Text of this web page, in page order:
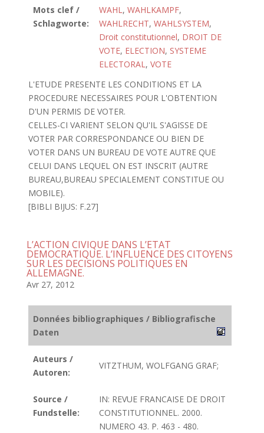
Mots clef /
Schlagworte:
WAHL, WAHLKAMPF,
WAHLRECHT, WAHLSYSTEM,
Droit constitutionnel, DROIT DE
VOTE, ELECTION, SYSTEME
ELECTORAL, VOTE
L'ETUDE PRESENTE LES CONDITIONS ET LA
PROCEDURE NECESSAIRES POUR L'OBTENTION
D'UN PERMIS DE VOTER.
CELLES-CI VARIENT SELON QU'IL S'AGISSE DE
VOTER PAR CORRESPONDANCE OU BIEN DE
VOTER DANS UN BUREAU DE VOTE AUTRE QUE
CELUI DANS LEQUEL ON EST INSCRIT (AUTRE
BUREAU,BUREAU SPECIALEMENT CONSTITUE OU
MOBILE).
[BIBLI BIJUS: F.27]
L’ACTION CIVIQUE DANS L’ETAT
DEMOCRATIQUE. L’INFLUENCE DES CITOYENS
SUR LES DECISIONS POLITIQUES EN
ALLEMAGNE.
Avr 27, 2012
Données bibliographiques / Bibliografische
Daten
Auteurs /
Autoren:
VITZTHUM, WOLFGANG GRAF;
Source /
Fundstelle:
IN: REVUE FRANCAISE DE DROIT
CONSTITUTIONNEL. 2000.
NUMERO 43. P. 463 - 480.